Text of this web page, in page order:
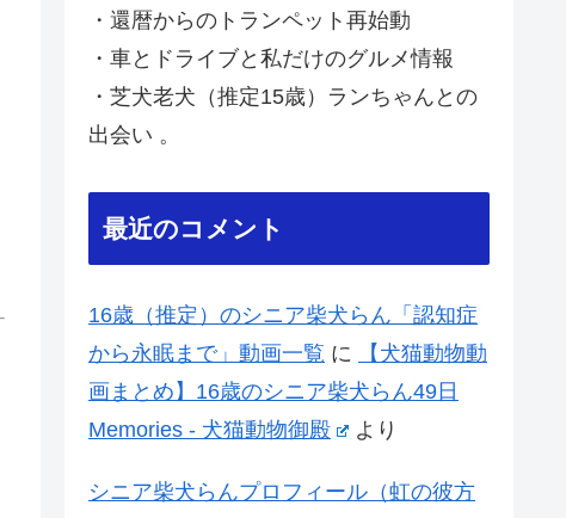
・還暦からのトランペット再始動
・車とドライブと私だけのグルメ情報
・芝犬老犬（推定15歳）ランちゃんとの
出会い 。
最近のコメント
16歳（推定）のシニア柴犬らん「認知症
から永眠まで」動画一覧 に
【犬猫動物動
画まとめ】16歳のシニア柴犬らん49日
Memories - 犬猫動物御殿
より
シニア柴犬らんプロフィール（虹の彼方